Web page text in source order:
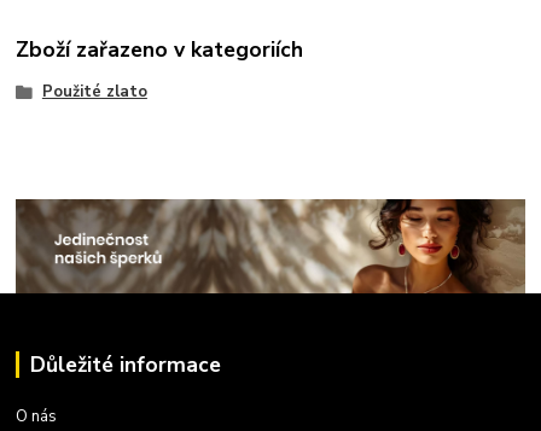
Zboží zařazeno v kategoriích
Použité zlato
Důležité informace
O nás